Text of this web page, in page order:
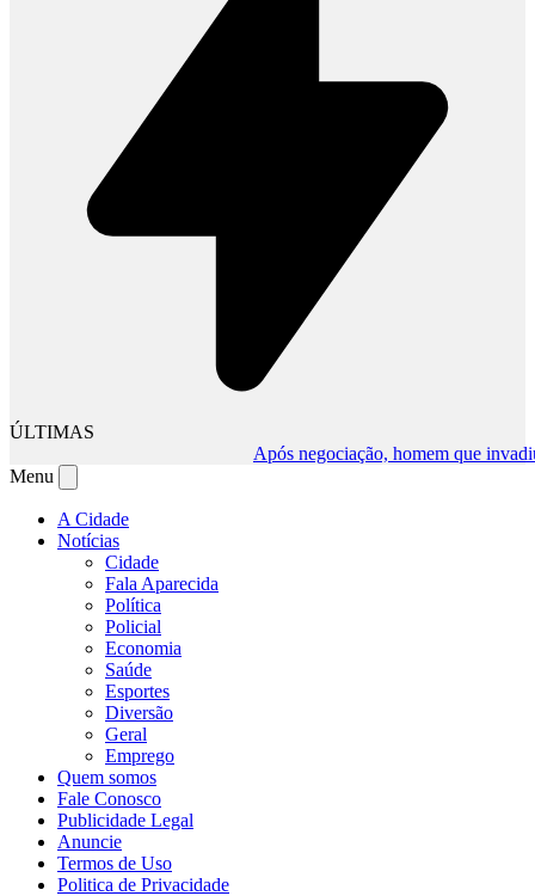
ÚLTIMAS
Após negociação, homem que invadiu
Menu
A Cidade
Notícias
Cidade
Fala Aparecida
Política
Policial
Economia
Saúde
Esportes
Diversão
Geral
Emprego
Quem somos
Fale Conosco
Publicidade Legal
Anuncie
Termos de Uso
Politica de Privacidade